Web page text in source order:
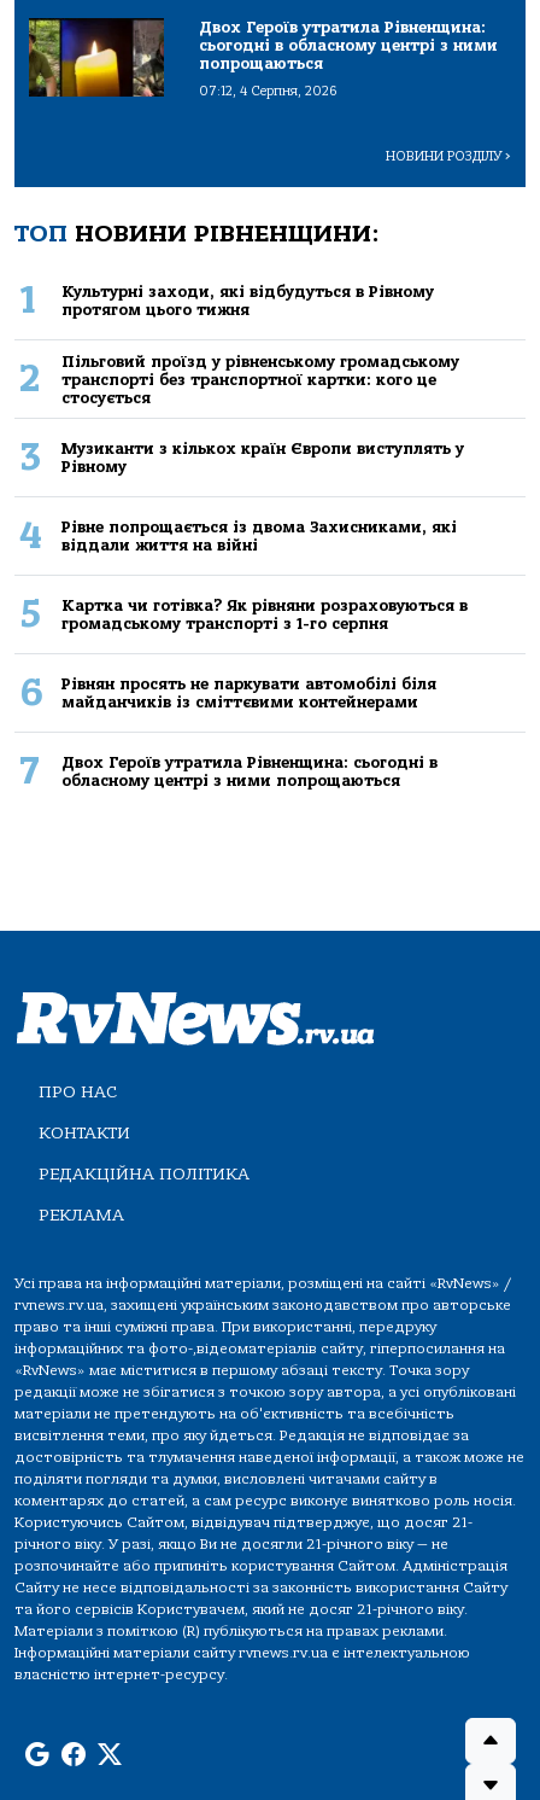
Двох Героїв утратила Рівненщина:
сьогодні в обласному центрі з ними
попрощаються
07:12, 4 Серпня, 2026
НОВИНИ РОЗДІЛУ>
ТОП НОВИНИ РІВНЕНЩИНИ:
1
Культурні заходи, які відбудуться в Рівному
протягом цього тижня
2
Пільговий проїзд у рівненському громадському
транспорті без транспортної картки: кого це
стосується
3
Музиканти з кількох країн Європи виступлять у
Рівному
4
Рівне попрощається із двома Захисниками, які
віддали життя на війні
5
Картка чи готівка? Як рівняни розраховуються в
громадському транспорті з 1-го серпня
6
Рівнян просять не паркувати автомобілі біля
майданчиків із сміттєвими контейнерами
7
Двох Героїв утратила Рівненщина: сьогодні в
обласному центрі з ними попрощаються
ПРО НАС
КОНТАКТИ
РЕДАКЦІЙНА ПОЛІТИКА
РЕКЛАМА
Усі права на інформаційні матеріали, розміщені на сайті «RvNews» /
rvnews.rv.ua, захищені українським законодавством про авторське
право та інші суміжні права. При використанні, передруку
інформаційних та фото-,відеоматеріалів сайту, гіперпосилання на
«RvNews» має міститися в першому абзаці тексту. Точка зору
редакції може не збігатися з точкою зору автора, а усі опубліковані
матеріали не претендують на об'єктивність та всебічність
висвітлення теми, про яку йдеться. Редакція не відповідає за
достовірність та тлумачення наведеної інформації, а також може не
поділяти погляди та думки, висловлені читачами сайту в
коментарях до статей, а сам ресурс виконує винятково роль носія.
Користуючись Сайтом, відвідувач підтверджує, що досяг 21-
річного віку. У разі, якщо Ви не досягли 21-річного віку — не
розпочинайте або припиніть користування Сайтом. Адміністрація
Сайту не несе відповідальності за законність використання Сайту
та його сервісів Користувачем, який не досяг 21-річного віку.
Матеріали з поміткою (R) публікуються на правах реклами.
Інформаційні матеріали сайту rvnews.rv.ua є інтелектуальною
власністю інтернет-ресурсу.